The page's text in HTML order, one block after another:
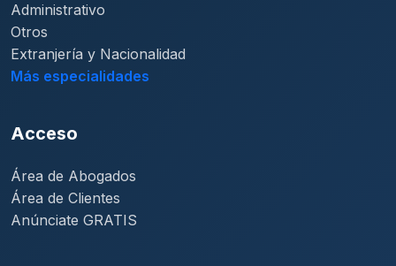
Administrativo
Otros
Extranjería y Nacionalidad
Más especialidades
Acceso
Área de Abogados
Área de Clientes
Anúnciate GRATIS